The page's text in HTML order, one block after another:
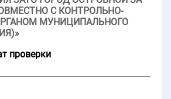
С КОНТРОЛЬНО-
МУНИЦИПАЛЬНОГО
проверки